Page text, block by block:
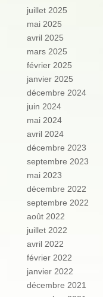
juillet 2025
mai 2025
avril 2025
mars 2025
février 2025
janvier 2025
décembre 2024
juin 2024
mai 2024
avril 2024
décembre 2023
septembre 2023
mai 2023
décembre 2022
septembre 2022
août 2022
juillet 2022
avril 2022
février 2022
janvier 2022
décembre 2021